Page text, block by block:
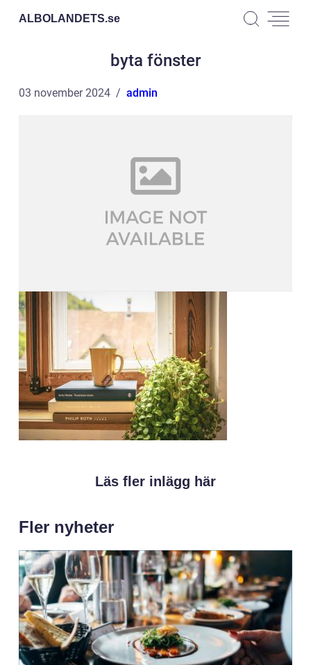
ALBOLANDETS.se
byta fönster
03 november 2024 admin
Läs fler inlägg här
Fler nyheter